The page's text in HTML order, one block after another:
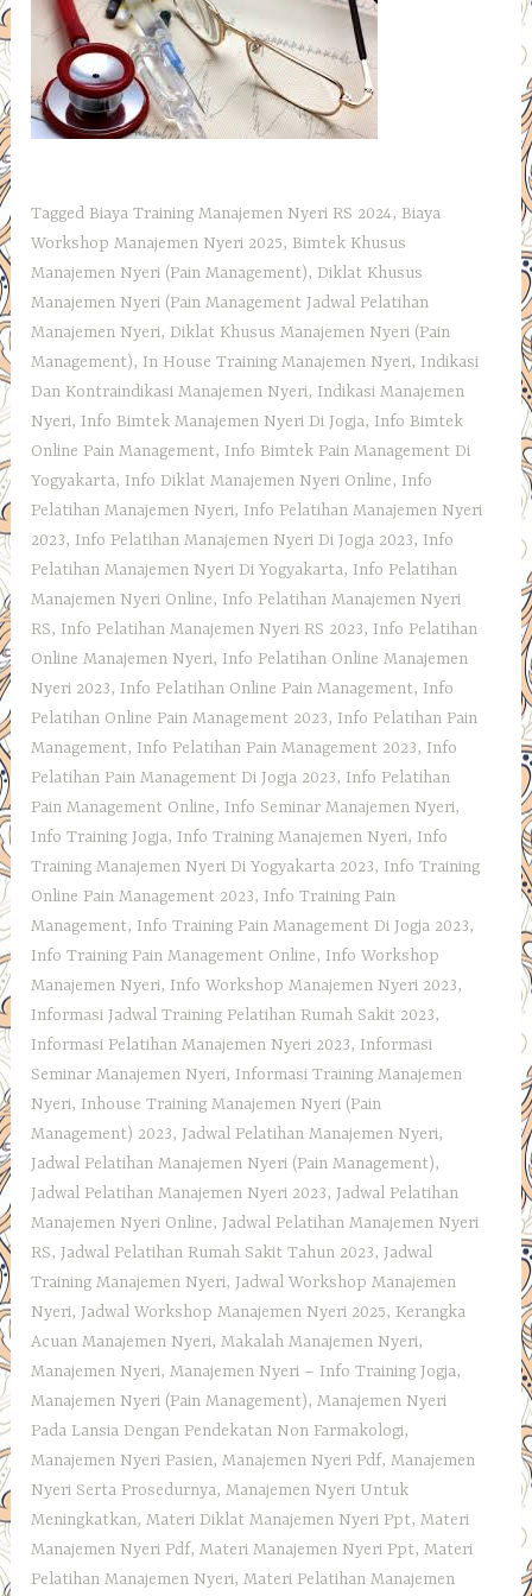
Tagged Biaya Training Manajemen Nyeri RS 2024, Biaya
Workshop Manajemen Nyeri 2025, Bimtek Khusus
Manajemen Nyeri (Pain Management),Diklat Khusus
Manajemen Nyeri (Pain Management Jadwal Pelatihan
Manajemen Nyeri,Diklat Khusus Manajemen Nyeri (Pain
Management), In House Training Manajemen Nyeri, Indikasi
Dan Kontraindikasi Manajemen Nyeri, Indikasi Manajemen
Nyeri, Info Bimtek Manajemen Nyeri Di Jogja, Info Bimtek
Online Pain Management, Info Bimtek Pain Management Di
Yogyakarta, Info Diklat Manajemen Nyeri Online, Info
Pelatihan Manajemen Nyeri, Info Pelatihan Manajemen Nyeri
2023, Info Pelatihan Manajemen Nyeri Di Jogja 2023, Info
Pelatihan Manajemen Nyeri Di Yogyakarta, Info Pelatihan
Manajemen Nyeri Online, Info Pelatihan Manajemen Nyeri
RS, Info Pelatihan Manajemen Nyeri RS 2023, Info Pelatihan
Online Manajemen Nyeri, Info Pelatihan Online Manajemen
Nyeri 2023, Info Pelatihan Online Pain Management, Info
Pelatihan Online Pain Management 2023, Info Pelatihan Pain
Management, Info Pelatihan Pain Management 2023, Info
Pelatihan Pain Management Di Jogja 2023, Info Pelatihan
Pain Management Online, Info Seminar Manajemen Nyeri,
Info Training Jogja, Info Training Manajemen Nyeri, Info
Training Manajemen Nyeri Di Yogyakarta 2023, Info Training
Online Pain Management 2023, Info Training Pain
Management, Info Training Pain Management Di Jogja 2023,
Info Training Pain Management Online, Info Workshop
Manajemen Nyeri, Info Workshop Manajemen Nyeri 2023,
Informasi Jadwal Training Pelatihan Rumah Sakit 2023,
Informasi Pelatihan Manajemen Nyeri 2023, Informasi
Seminar Manajemen Nyeri, Informasi Training Manajemen
Nyeri, Inhouse Training Manajemen Nyeri (Pain
Management) 2023, Jadwal Pelatihan Manajemen Nyeri,
Jadwal Pelatihan Manajemen Nyeri (Pain Management),
Jadwal Pelatihan Manajemen Nyeri 2023, Jadwal Pelatihan
Manajemen Nyeri Online, Jadwal Pelatihan Manajemen Nyeri
RS, Jadwal Pelatihan Rumah Sakit Tahun 2023, Jadwal
Training Manajemen Nyeri, Jadwal Workshop Manajemen
Nyeri, Jadwal Workshop Manajemen Nyeri 2025, Kerangka
Acuan Manajemen Nyeri,Makalah Manajemen Nyeri,
Manajemen Nyeri,Manajemen Nyeri – Info Training Jogja,
Manajemen Nyeri (Pain Management),Manajemen Nyeri
Pada Lansia Dengan Pendekatan Non Farmakologi,
Manajemen Nyeri Pasien,Manajemen Nyeri Pdf,Manajemen
Nyeri Serta Prosedurnya,Manajemen Nyeri Untuk
Meningkatkan,Materi Diklat Manajemen Nyeri Ppt,Materi
Manajemen Nyeri Pdf,Materi Manajemen Nyeri Ppt,Materi
Pelatihan Manajemen Nyeri,Materi Pelatihan Manajemen